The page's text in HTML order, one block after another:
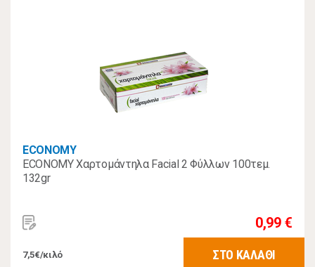
ECONOMY
ECONOMY Χαρτομάντηλα Facial 2 Φύλλων 100τεμ.
132gr
0,99 €
7,5€/κιλό ΣΤΟ ΚΑΛΑΘΙ